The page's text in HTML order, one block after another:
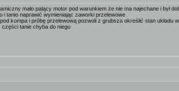
mało palący motor pod warunkiem że nie ma najechane i był
tanio naprawić wymieniając zaworki przelewowe .
kompa i próbę przelewową pozwoli z grubsza określić stan układu
części tanie chyba do niego